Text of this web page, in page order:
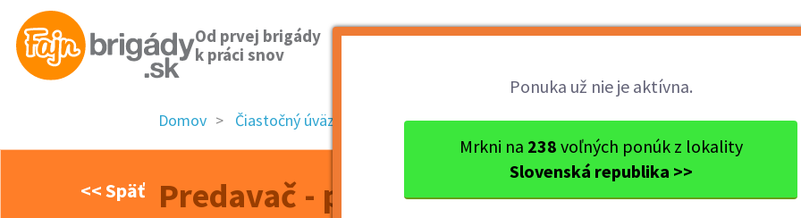
Od prvej brigády
k práci snov
Ponuka už nie je aktívna.
Mrkni na 238 voľných ponúk z lokality
Slovenská republika >>
Domov Čiastočný úväzok Nitriansky kraj Ok. Šaľa Šaľa Predavač - pokladník (m/
<< Späť Predavač - pokladník (m/ž), Šaľa